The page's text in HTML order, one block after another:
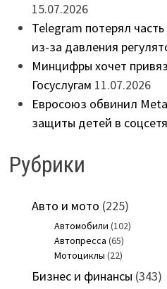
15.07.2026
Telegram потерял
из-за давления
Минцифры хочет
Госуслугам 11.07.2026
Евросоюз обвинил
защиты детей в
Рубрики
Авто и мото (225)
Автомобили (102)
Автопресса (65)
Мотоциклы (22)
Бизнес и финансы (343)